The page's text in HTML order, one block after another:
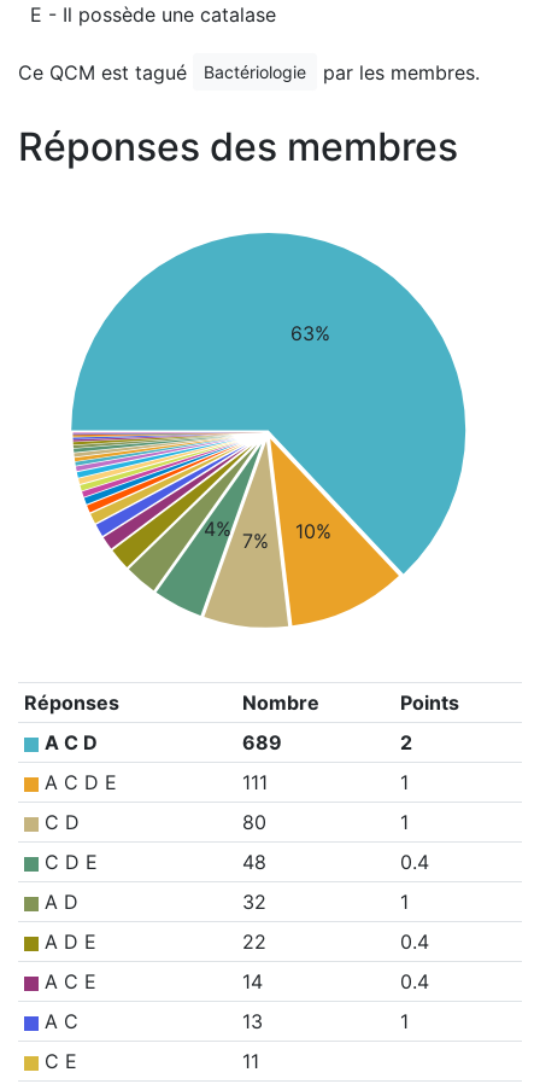
E - Il possède une catalase
Ce QCM est tagué Bactériologie par les membres.
Réponses des membres
63%
10%
7%
4%
Réponses Nombre
Points
A C D
689
2
A C D E
111
1
C D
80
1
C D E
48
0.4
A D
32
1
A D E
22
0.4
A C E
14
0.4
A C
13
1
C E
11